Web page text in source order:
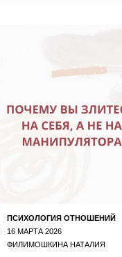
ПСИХОЛОГИЯ ОТНОШЕНИЙ
16 МАРТА 2026
ФИЛИМОШКИНА НАТАЛИЯ